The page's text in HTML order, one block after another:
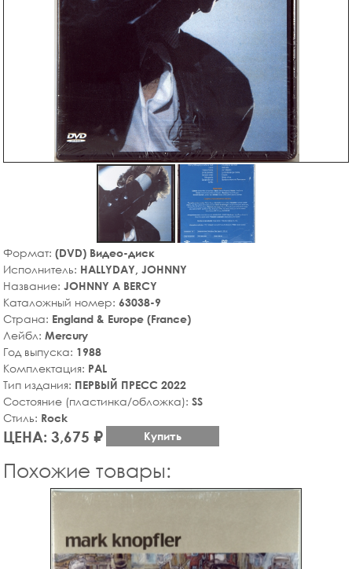
Формат: (DVD) Видео-диск
Исполнитель: HALLYDAY, JOHNNY
Название: JOHNNY A BERCY
Каталожный номер: 63038-9
Страна: England & Europe (France)
Лейбл: Mercury
Год выпуска: 1988
Комплектация: PAL
Тип издания: ПЕРВЫЙ ПРЕСС 2022
Состояние (пластинка/обложка): SS
Стиль: Rock
ЦЕНА: 3,675 ₽ Купить
Похожие товары: